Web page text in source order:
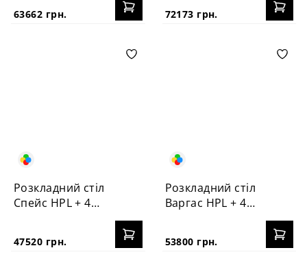
63662 грн. 72173 грн.
Розкладний стіл
Спейс HPL + 4
47520 грн.
Розкладний стіл
Варгас HPL + 4
53800 грн.